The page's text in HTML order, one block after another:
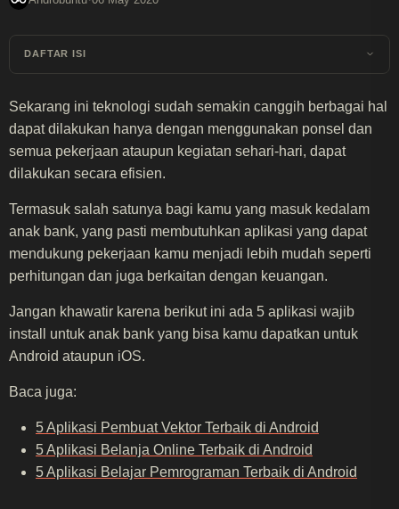
DAFTAR ISI
Sekarang ini teknologi sudah semakin canggih berbagai hal
dapat dilakukan hanya dengan menggunakan ponsel dan
semua pekerjaan ataupun kegiatan sehari-hari, dapat
dilakukan secara efisien.
Termasuk salah satunya bagi kamu yang masuk kedalam
anak bank, yang pasti membutuhkan aplikasi yang dapat
mendukung pekerjaan kamu menjadi lebih mudah seperti
perhitungan dan juga berkaitan dengan keuangan.
Jangan khawatir karena berikut ini ada 5 aplikasi wajib
install untuk anak bank yang bisa kamu dapatkan untuk
Android ataupun iOS.
Baca juga:
5 Aplikasi Pembuat Vektor Terbaik di Android
5 Aplikasi Belanja Online Terbaik di Android
5 Aplikasi Belajar Pemrograman Terbaik di Android